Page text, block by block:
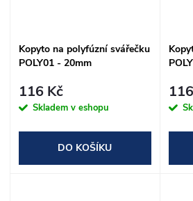
p
o
d
s
p
Kopyto na polyfúzní svářečku
POLY01 - 20mm
116 Kč
Skladem v eshopu
DO KOŠÍKU